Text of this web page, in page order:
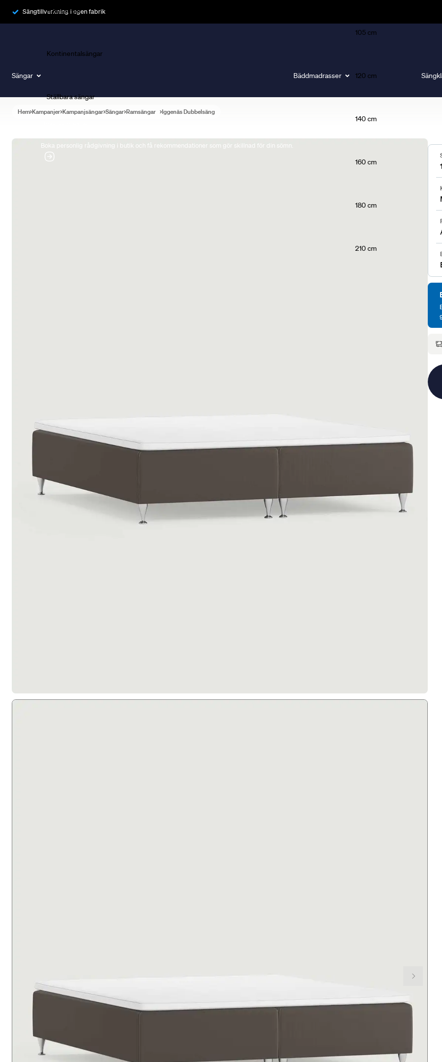
Sängtillverkning i egen fabrik
Sängar
Ramsängar
Kontinentalsängar
Ställbara sängar
Boka personlig rådgivning i butik och få rekommendationer som gör skillnad för din sömn.
Bäddmadrasser
105 cm
120 cm
140 cm
160 cm
180 cm
210 cm
Hem Kampanjer Kampanjsängar Sängar Ramsängar Iggenäs Dubbelsäng